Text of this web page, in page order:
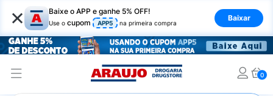
× Baixe o APP e ganhe 5% OFF!
Use o cupom APP5 na primeira compra
Baixar
0